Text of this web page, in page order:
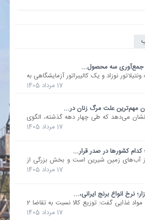
جمع‌آوری سه محصول...
نوزاد و یک کالیبراتور آزمایشگاهی به
17 مرداد 1405
مهم‌ترین علت مرگ زنان در...
می‌دهد که طی چهار دهه گذشته، الگوی
17 مرداد 1405
کشورها در صدر قرار...
2.5 درصد از آب‌های زمین شیرین است و بخش بزرگی از
17 مرداد 1405
نرخ انواع برنج ایرانی،...
رئیس اتحادیه بنکداران مواد غذایی گفت: توزیع کالا نسبت به تقاضا 2
17 مرداد 1405